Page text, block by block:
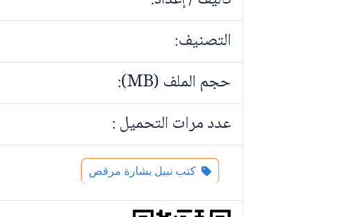
التصنيف:
حجم الملف (MB):
عدد مرات التحميل :
كتب نبيل بشارة مرقص